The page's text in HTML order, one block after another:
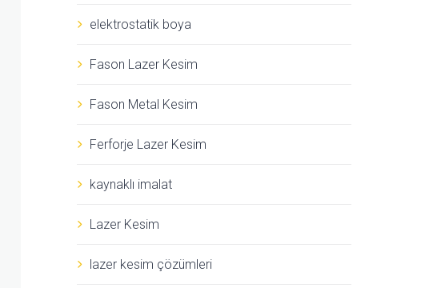
elektrostatik boya
Fason Lazer Kesim
Fason Metal Kesim
Ferforje Lazer Kesim
kaynaklı imalat
Lazer Kesim
lazer kesim çözümleri